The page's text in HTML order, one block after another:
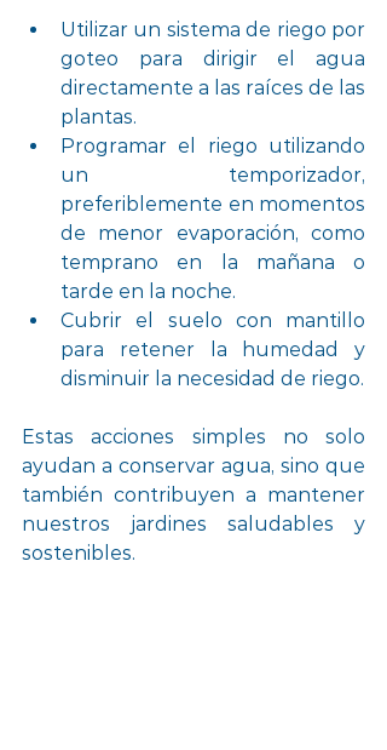
Utilizar un sistema de riego por
goteo para dirigir el agua
directamente a las raíces de las
plantas.
Programar el riego utilizando
un temporizador,
preferiblemente en momentos
de menor evaporación, como
temprano en la mañana o
tarde en la noche.
Cubrir el suelo con mantillo
para retener la humedad y
disminuir la necesidad de riego.
Estas acciones simples no solo
ayudan a conservar agua, sino que
también contribuyen a mantener
nuestros jardines saludables y
sostenibles.